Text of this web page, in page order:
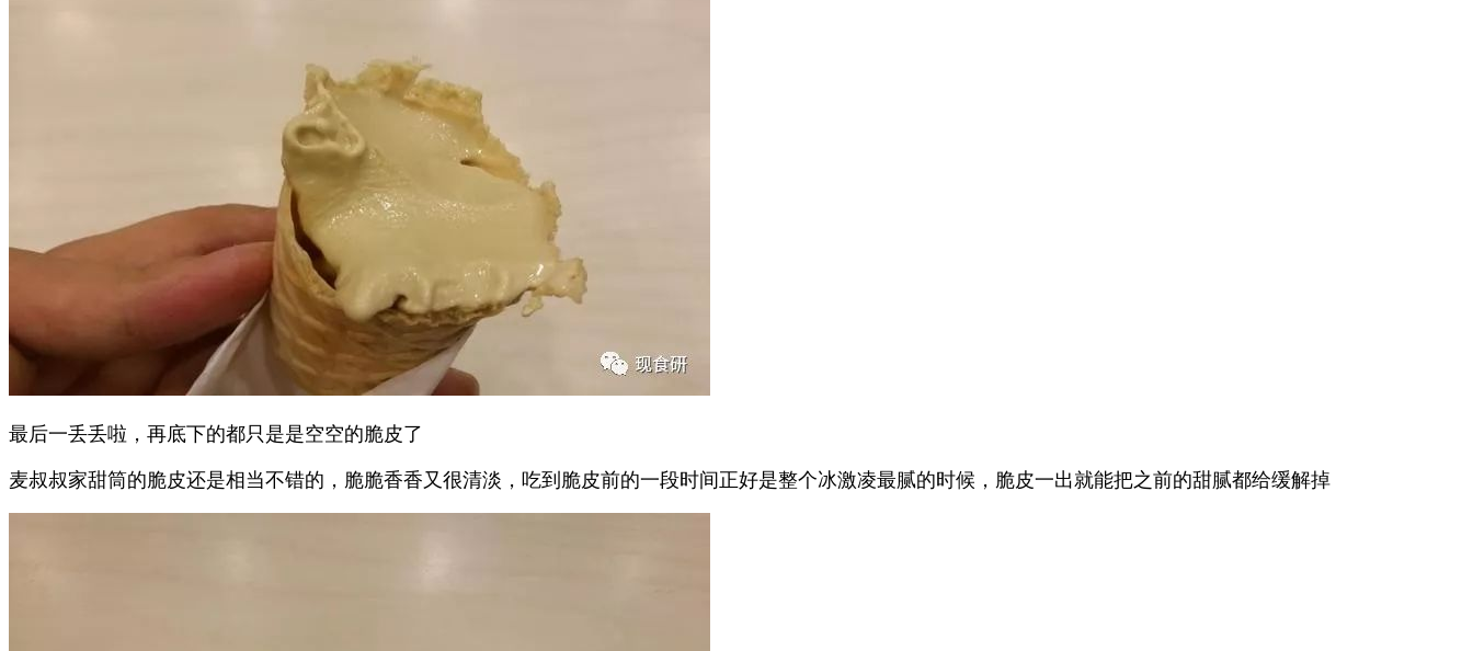
最后一丢丢啦，再底下的都只是是空空的脆皮了
麦叔叔家甜筒的脆皮还是相当不错的，脆脆香香又很清淡，吃到脆皮前的一段时间正好是整个冰激凌最腻的时候，脆皮一出就能把之前的甜腻都给缓解掉